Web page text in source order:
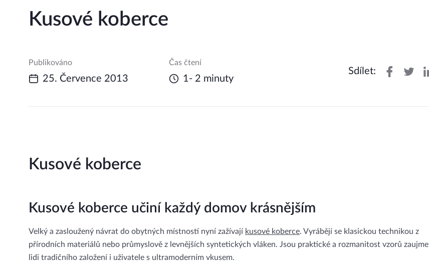
Kusové koberce
Publikováno
25. Července 2013
Čas čtení
1- 2 minuty
Sdílet:
Kusové koberce
Kusové koberce učiní každý domov krásnějším
Velký a zasloužený návrat do obytných místností nyní zažívají kusové koberce. Vyrábějí se klasickou technikou z
přírodních materiálů nebo průmyslově z levnějších syntetických vláken. Jsou praktické a rozmanitost vzorů zaujme
lidi tradičního založení i uživatele s ultramoderním vkusem.